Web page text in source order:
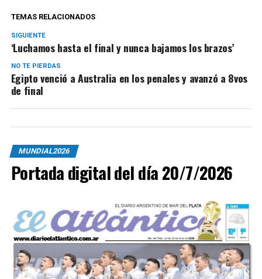
TEMAS RELACIONADOS
SIGUIENTE
‘Luchamos hasta el final y nunca bajamos los brazos’
NO TE PIERDAS
Egipto venció a Australia en los penales y avanzó a 8vos
de final
MUNDIAL2026
Portada digital del día 20/7/2026